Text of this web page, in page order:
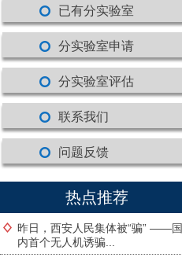
已有分实验室
分实验室申请
分实验室评估
联系我们
问题反馈
热点推荐
昨日，西安人民集体被“骗” ——国
内首个无人机诱骗...